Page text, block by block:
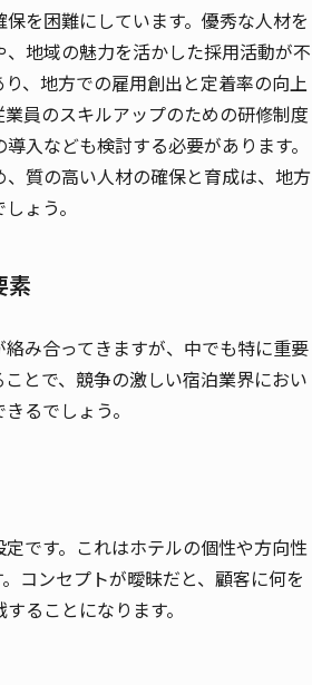
を困難にしています。優秀な人材を
地域の魅力を活かした採用活動が不
、地方での雇用創出と定着率の向上
員のスキルアップのための研修制度
入なども検討する必要があります。
、質の高い人材の確保と育成は、地方
ょう。
素
み合ってきますが、中でも特に重要
とで、競争の激しい宿泊業界におい
るでしょう。
です。これはホテルの個性や方向性
コンセプトが曖昧だと、顧客に何を
ることになります。